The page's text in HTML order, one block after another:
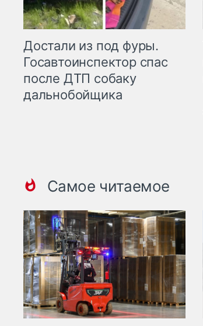
Достали из под фуры.
Госавтоинспектор спас
после ДТП собаку
дальнобойщика
Самое читаемое